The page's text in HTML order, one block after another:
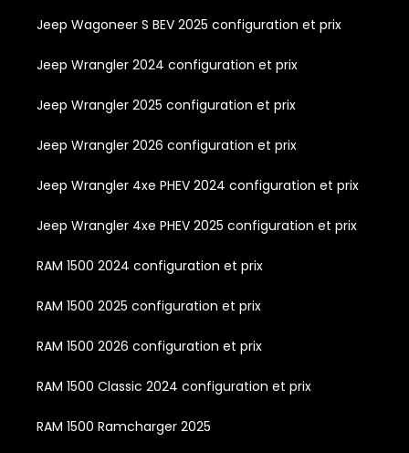
Jeep Wagoneer S BEV 2025 configuration et prix
Jeep Wrangler 2024 configuration et prix
Jeep Wrangler 2025 configuration et prix
Jeep Wrangler 2026 configuration et prix
Jeep Wrangler 4xe PHEV 2024 configuration et prix
Jeep Wrangler 4xe PHEV 2025 configuration et prix
RAM 1500 2024 configuration et prix
RAM 1500 2025 configuration et prix
RAM 1500 2026 configuration et prix
RAM 1500 Classic 2024 configuration et prix
RAM 1500 Ramcharger 2025